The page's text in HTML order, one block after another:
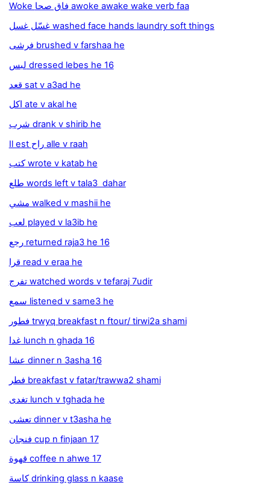
Woke فاق صحا awoke awake wake verb faa
غسّل غسل washed face hands laundry soft things
فرشى brushed v farshaa he
لبس dressed lebes he 16
قعد sat v a3ad he
اكل ate v akal he
شرب drank v shirib he
Il est راح alle v raah
كتب wrote v katab he
طلع words left v tala3 dahar
مشي walked v mashii he
لعب played v la3ib he
رجع returned raja3 he 16
قرا read v eraa he
تفرج watched words v tefaraj 7udir
سمع listened v same3 he
فطور trwyq breakfast n ftour/ tirwi2a shami
غدا lunch n ghada 16
عشا dinner n 3asha 16
فطر breakfast v fatar/trawwa2 shami
تغدى lunch v tghada he
تعشى dinner v t3asha he
فنجان cup n finjaan 17
قهوة coffee n ahwe 17
كاسة drinking glass n kaase